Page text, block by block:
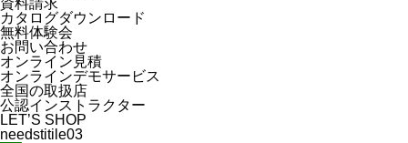
資料請求
カタログダウンロード
無料体験会
お問い合わせ
オンライン見積
オンラインデモサービス
全国の取扱店
公認インストラクター
LET’S SHOP
needstitile03